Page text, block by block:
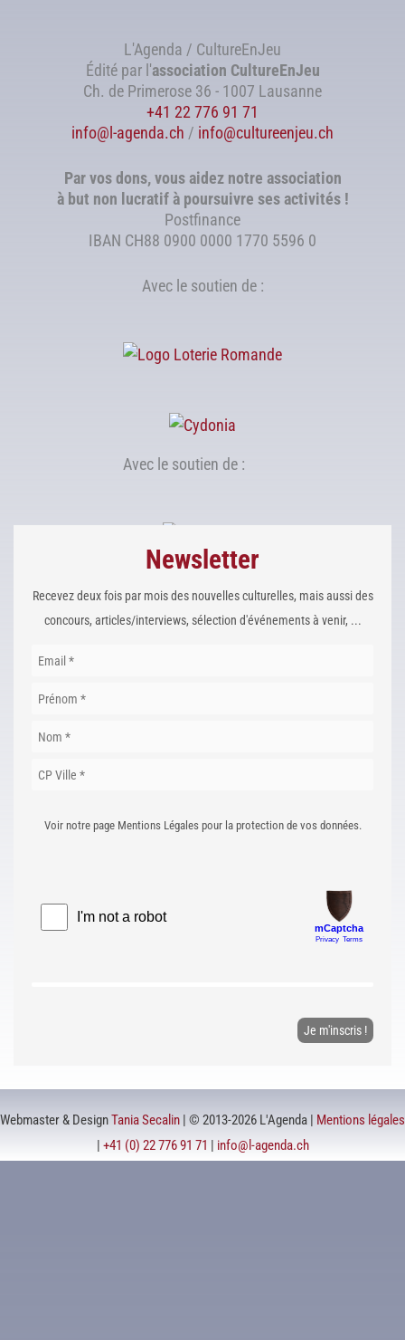
L'Agenda / CultureEnJeu
Édité par l'association CultureEnJeu
Ch. de Primerose 36 - 1007 Lausanne
+41 22 776 91 71
info@l-agenda.ch / info@cultureenjeu.ch
Par vos dons, vous aidez notre association
à but non lucratif à poursuivre ses activités !
Postfinance
IBAN CH88 0900 0000 1770 5596 0
Avec le soutien de :
Avec le soutien de :
Newsletter
Recevez deux fois par mois des nouvelles culturelles, mais aussi des
concours, articles/interviews, sélection d'événements à venir, ...
Voir notre page Mentions Légales pour la protection de vos données.
Webmaster & DesignTania Secalin | © 2013-2026 L'Agenda | Mentions légales
+41 (0) 22 776 91 71 info@l-agenda.ch